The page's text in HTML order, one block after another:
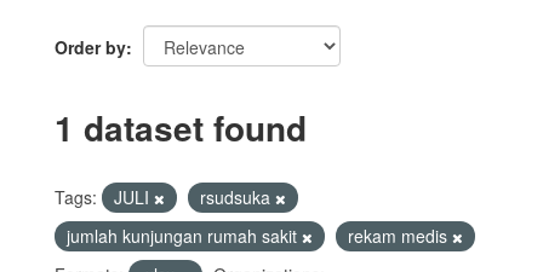
Order by
1 dataset found
Tags: JULI
rsudsuka
jumlah kunjungan rumah sakit
rekam medis